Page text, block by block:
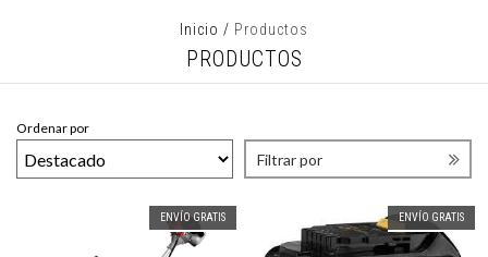
Inicio / Productos
PRODUCTOS
Ordenar por
Filtrar por
ENVÍO GRATIS ENVÍO GRATIS